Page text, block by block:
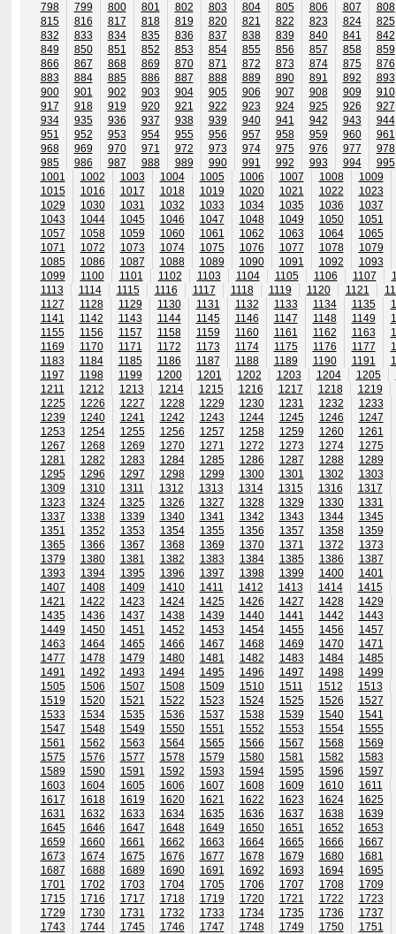
798 799 800 801 802 803 804 805 806 807
808
815
816 817 818 819 820 821 822 823 824
825
832
833 834 835 836 837 838 839 840 841
842
849
850 851 852 853 854 855 856 857 858
859
866
867 868 869 870 871 872 873 874 875
876
883
884 885 886 887 888 889 890 891 892
893
900
901 902 903 904 905 906 907 908 909
910
917
918 919 920 921 922 923 924 925 926
927
934
935 936 937 938 939 940 941 942 943
944
951
952 953 954 955 956 957 958 959 960
961
968
969 970 971 972 973 974 975 976 977
978
985
986 987 988 989 990 991 992 993 994
995
1001
1002 1003 1004 1005 1006 1007 1008
1009
1015
1016 1017 1018 1019 1020 1021 1022
1023
1029
1030 1031 1032 1033 1034 1035 1036
1037
1043
1044 1045 1046 1047 1048 1049 1050
1051
1057
1058 1059 1060 1061 1062 1063 1064
1065
1071
1072 1073 1074 1075 1076 1077 1078
1079
1085
1086 1087 1088 1089 1090 1091 1092
1093
1099
1100 1101 1102 1103 1104 1105 1106 1107
1113
1114 1115 1116 1117 1118 1119 1120 1121
1127
1128 1129 1130 1131 1132 1133 1134 1135
1141
1142 1143 1144 1145 1146 1147 1148 1149
1155
1156 1157 1158 1159 1160 1161 1162 1163
1169
1170 1171 1172 1173 1174 1175 1176 1177
1183
1184 1185 1186 1187 1188 1189 1190 1191
1197
1198 1199 1200 1201 1202 1203 1204 1205
1211
1212 1213 1214 1215 1216 1217 1218
1219
1225
1226 1227 1228 1229 1230 1231 1232
1233
1239
1240 1241 1242 1243 1244 1245 1246
1247
1253
1254 1255 1256 1257 1258 1259 1260
1261
1267
1268 1269 1270 1271 1272 1273 1274
1275
1281
1282 1283 1284 1285 1286 1287 1288
1289
1295
1296 1297 1298 1299 1300 1301 1302
1303
1309
1310 1311 1312 1313 1314 1315 1316
1317
1323
1324 1325 1326 1327 1328 1329 1330
1331
1337
1338 1339 1340 1341 1342 1343 1344
1345
1351
1352 1353 1354 1355 1356 1357 1358
1359
1365
1366 1367 1368 1369 1370 1371 1372
1373
1379
1380 1381 1382 1383 1384 1385 1386
1387
1393
1394 1395 1396 1397 1398 1399 1400
1401
1407
1408 1409 1410 1411 1412 1413 1414
1415
1421
1422 1423 1424 1425 1426 1427 1428
1429
1435
1436 1437 1438 1439 1440 1441 1442
1443
1449
1450 1451 1452 1453 1454 1455 1456
1457
1463
1464 1465 1466 1467 1468 1469 1470
1471
1477
1478 1479 1480 1481 1482 1483 1484
1485
1491
1492 1493 1494 1495 1496 1497 1498
1499
1505
1506 1507 1508 1509 1510 1511 1512
1513
1519
1520 1521 1522 1523 1524 1525 1526
1527
1533
1534 1535 1536 1537 1538 1539 1540
1541
1547
1548 1549 1550 1551 1552 1553 1554
1555
1561
1562 1563 1564 1565 1566 1567 1568
1569
1575
1576 1577 1578 1579 1580 1581 1582
1583
1589
1590 1591 1592 1593 1594 1595 1596
1597
1603
1604 1605 1606 1607 1608 1609 1610
1611
1617
1618 1619 1620 1621 1622 1623 1624
1625
1631
1632 1633 1634 1635 1636 1637 1638
1639
1645
1646 1647 1648 1649 1650 1651 1652
1653
1659
1660 1661 1662 1663 1664 1665 1666
1667
1673
1674 1675 1676 1677 1678 1679 1680
1681
1687
1688 1689 1690 1691 1692 1693 1694
1695
1701
1702 1703 1704 1705 1706 1707 1708
1709
1715
1716 1717 1718 1719 1720 1721 1722
1723
1729
1730 1731 1732 1733 1734 1735 1736
1737
1743
1744 1745 1746 1747 1748 1749 1750 1751